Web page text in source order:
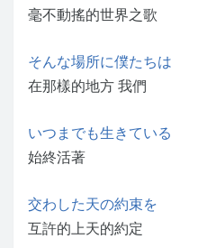
毫不動搖的世界之歌
そんな場所に僕たちは
在那樣的地方 我們
いつまでも生きている
始終活著
交わした天の約束を
互許的上天的約定